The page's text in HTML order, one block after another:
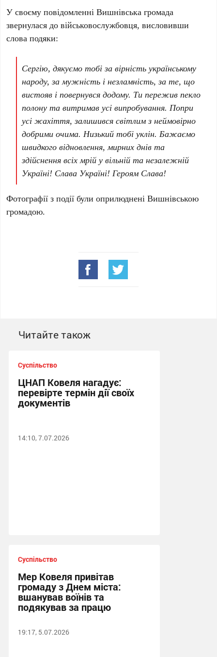
У своєму повідомленні Вишнівська громада
звернулася до військовослужбовця, висловивши
слова подяки:
Сергію, дякуємо тобі за вірність українському
народу, за мужність і незламність, за те, що
вистояв і повернувся додому. Ти пережив пекло
полону та витримав усі випробування. Попри
усі жахіття, залишився світлим з неймовірно
добрими очима. Низький тобі уклін. Бажаємо
швидкого відновлення, мирних днів та
здійснення всіх мрій у вільній та незалежній
Україні! Слава Україні! Героям Слава!
Фотографії з події були оприлюднені Вишнівською
громадою.
Читайте також
Суспільство
ЦНАП Ковеля нагадує:
перевірте термін дії своїх
документів
14:10, 7.07.2026
Суспільство
Мер Ковеля привітав
громаду з Днем міста:
вшанував воїнів та
подякував за працю
19:17, 5.07.2026